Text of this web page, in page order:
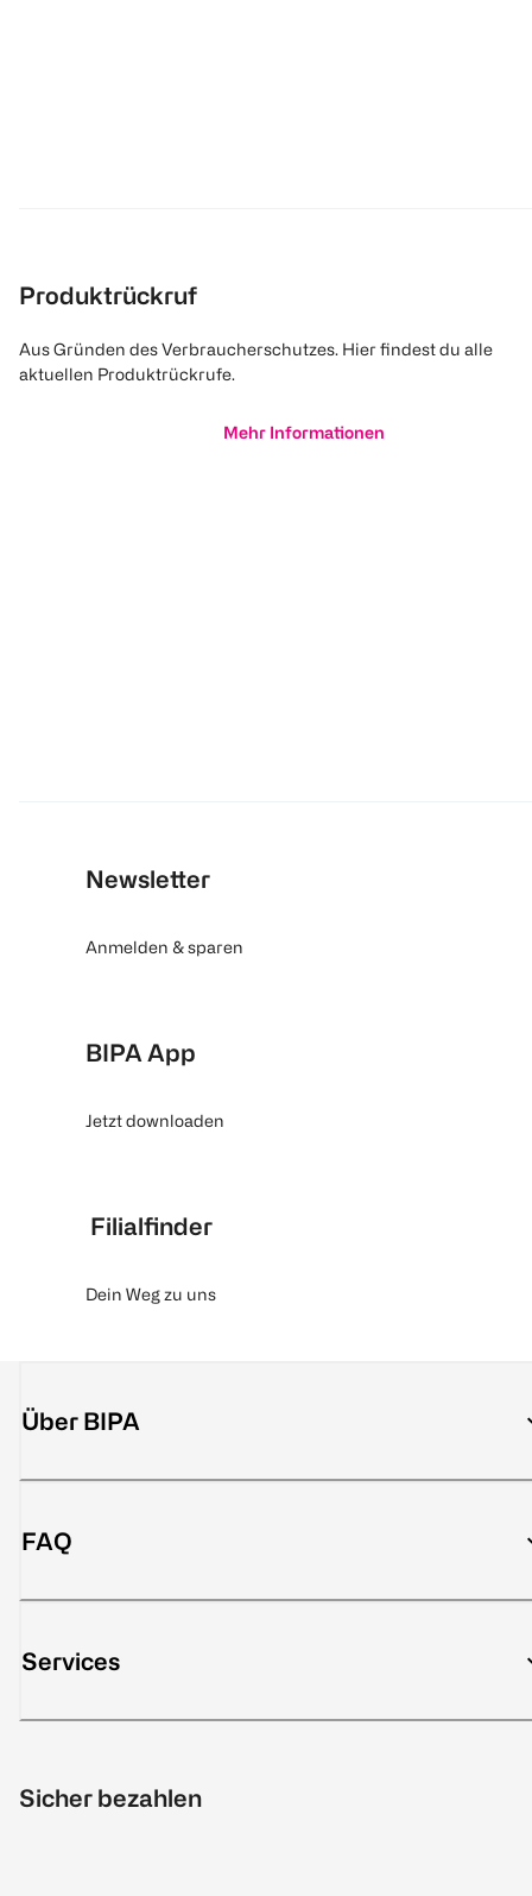
Produktrückruf
Aus Gründen des Verbraucherschutzes. Hier findest du alle
aktuellen Produktrückrufe.
Mehr Informationen
Newsletter
Anmelden & sparen
BIPA App
Jetzt downloaden
Filialfinder
Dein Weg zu uns
Über BIPA
FAQ
Services
Sicher bezahlen